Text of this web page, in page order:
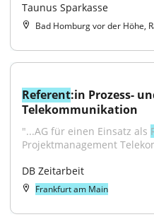
Taunus Sparkasse
Bad Homburg vor der Höhe,
Referent:in Prozess-
Telekommunikation
"...AG für einen Einsatz als
Projektmanagement
DB Zeitarbeit
Frankfurt am Main